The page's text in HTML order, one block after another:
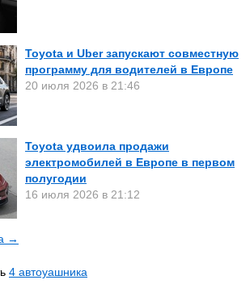
Toyota и Uber запускают совместную
программу для водителей в Европе
20 июля 2026 в 21:46
Toyota удвоила продажи
электромобилей в Европе в первом
полугодии
16 июля 2026 в 21:12
→
4 автоуашника